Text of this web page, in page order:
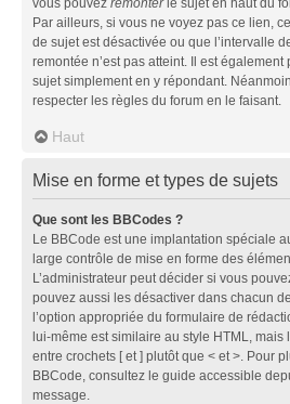
vous pouvez remonterle sujet en haut du
Par ailleurs, si vous ne voyez pas ce lien,
de sujet est désactivée ou que l’intervalle
remontée n’est pas atteint. Il est
sujet simplement en y répondant.
respecter les règles du forum en le faisant.
Haut
Mise en forme et types de sujets
Que sont les BBCodes ?
Le BBCode est une implantation spéciale
large contrôle de mise en forme des
L’administrateur peut décider si vous
pouvez aussi les désactiver dans chacun
l’option appropriée du formulaire de
lui-même est similaire au style HTML, mais
entre crochets [ et ] plutôt que < et >. Pour
BBCode, consultez le guide accessible
message.